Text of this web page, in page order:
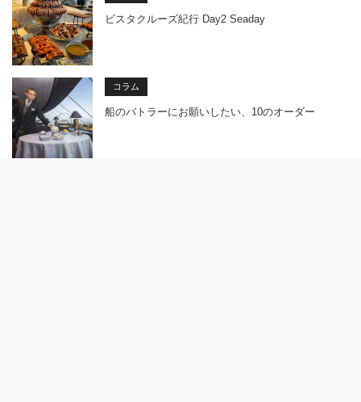
ビスタクルーズ紀行 Day2 Seaday
コラム
船のバトラーにお願いしたい、10のオーダー